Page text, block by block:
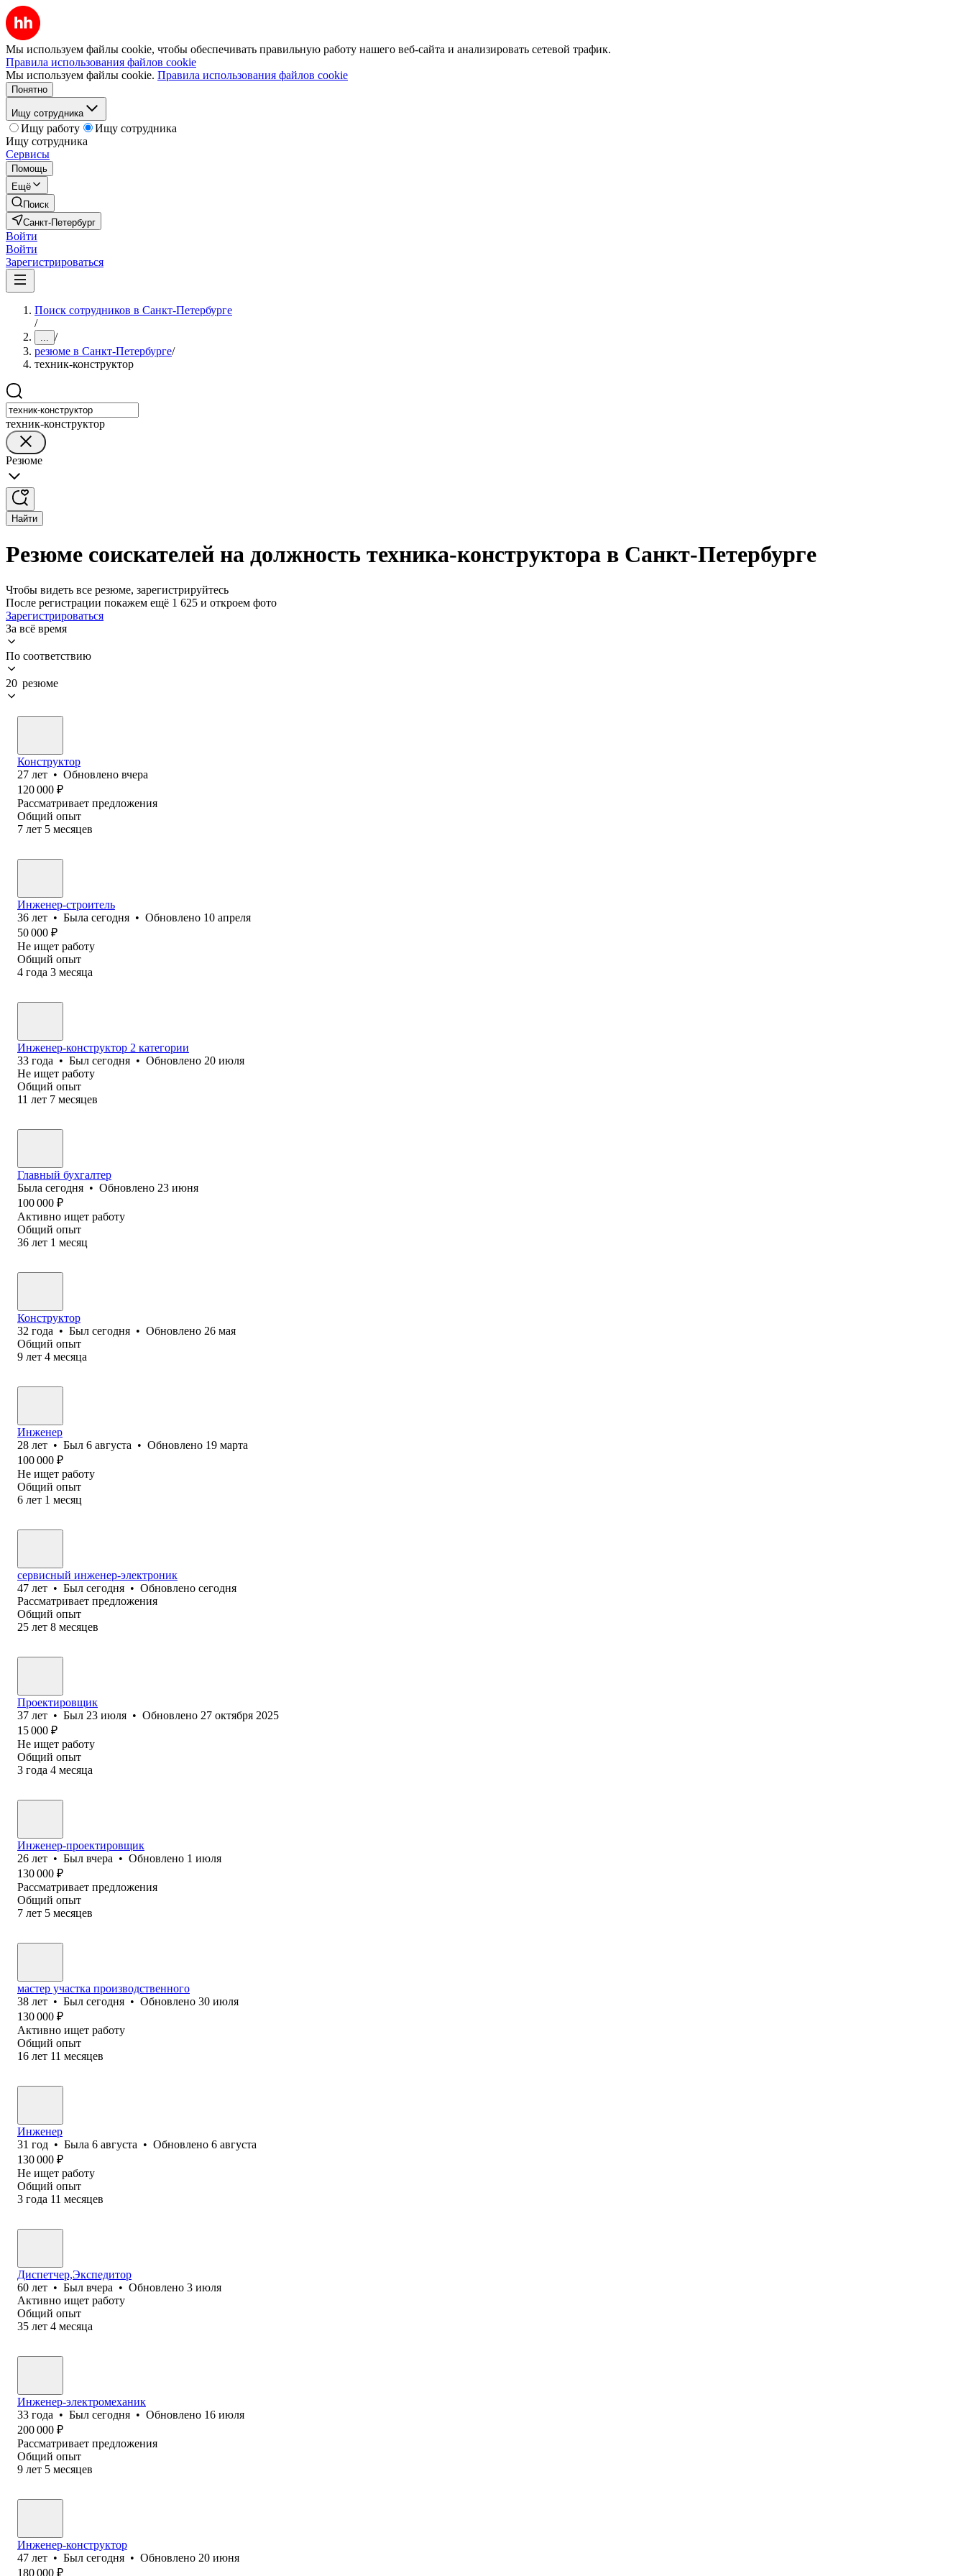
Мы используем файлы cookie, чтобы обеспечивать правильную работу нашего веб-сайта и анализировать сетевой трафик.
Правила использования файлов cookie
Мы используем файлы cookie. Правила использования файлов cookie
Понятно
Ищу сотрудника
Ищу работу
Ищу сотрудника
Ищу сотрудника
Сервисы
Помощь
Ещё
Поиск
Санкт-Петербург
Войти
Войти
Зарегистрироваться
Поиск сотрудников в Санкт-Петербурге
/
... /
резюме в Санкт-Петербурге/
техник-конструктор
техник-конструктор
Резюме
Найти
Резюме соискателей на должность техника-конструктора в Санкт-Петербурге
Чтобы видеть все резюме, зарегистрируйтесь
После регистрации покажем ещё 1 625 и откроем фото
Зарегистрироваться
За всё время
По соответствию
20 резюме
Конструктор
27 лет • Обновлено вчера
120 000 ₽
Рассматривает предложения
Общий опыт
7 лет 5 месяцев
Инженер-строитель
36 лет • Была сегодня • Обновлено 10 апреля
50 000 ₽
Не ищет работу
Общий опыт
4 года 3 месяца
Инженер-конструктор 2 категории
33 года • Был сегодня • Обновлено 20 июля
Не ищет работу
Общий опыт
11 лет 7 месяцев
Главный бухгалтер
Была сегодня • Обновлено 23 июня
100 000 ₽
Активно ищет работу
Общий опыт
36 лет 1 месяц
Конструктор
32 года • Был сегодня • Обновлено 26 мая
Общий опыт
9 лет 4 месяца
Инженер
28 лет • Был 6 августа • Обновлено 19 марта
100 000 ₽
Не ищет работу
Общий опыт
6 лет 1 месяц
сервисный инженер-электроник
47 лет • Был сегодня • Обновлено сегодня
Рассматривает предложения
Общий опыт
25 лет 8 месяцев
Проектировщик
37 лет • Был 23 июля • Обновлено 27 октября 2025
15 000 ₽
Не ищет работу
Общий опыт
3 года 4 месяца
Инженер-проектировщик
26 лет • Был вчера • Обновлено 1 июля
130 000 ₽
Рассматривает предложения
Общий опыт
7 лет 5 месяцев
мастер участка производственного
38 лет • Был сегодня • Обновлено 30 июля
130 000 ₽
Активно ищет работу
Общий опыт
16 лет 11 месяцев
Инженер
31 год • Была 6 августа • Обновлено 6 августа
130 000 ₽
Не ищет работу
Общий опыт
3 года 11 месяцев
Диспетчер,Экспедитор
60 лет • Был вчера • Обновлено 3 июля
Активно ищет работу
Общий опыт
35 лет 4 месяца
Инженер-электромеханик
33 года • Был сегодня • Обновлено 16 июля
200 000 ₽
Рассматривает предложения
Общий опыт
9 лет 5 месяцев
Инженер-конструктор
47 лет • Был сегодня • Обновлено 20 июня
180 000 ₽